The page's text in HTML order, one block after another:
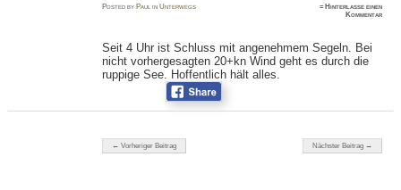
Postedby Paul inUnterwegs ≈ Hinterlasse einen
Kommentar
Seit 4 Uhr ist Schluss mit angenehmem Segeln. Bei
nicht vorhergesagten 20+kn Wind geht es durch die
ruppige See. Hoffentlich hält alles.
Beitragsnavigation
← Vorheriger Beitrag Nächster Beitrag →